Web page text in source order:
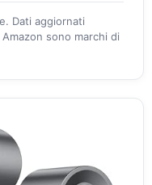
Dati aggiornati
sono marchi di